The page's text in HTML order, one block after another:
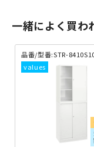
一緒によく買わ
品番/型番:STR-